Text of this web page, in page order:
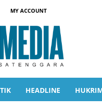
MY ACCOUNT
HEADLINE